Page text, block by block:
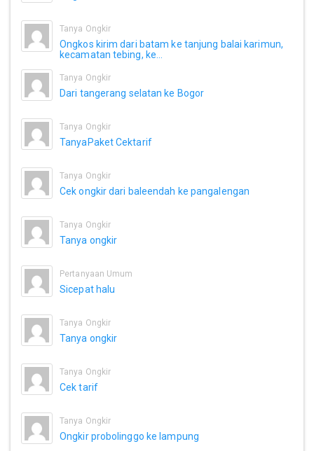
Tanya Ongkir
Ongkos kirim dari batam ke tanjung balai karimun,
kecamatan tebing, ke...
Tanya Ongkir
Dari tangerang selatan ke Bogor
Tanya Ongkir
TanyaPaket Cektarif
Tanya Ongkir
Cek ongkir dari baleendah ke pangalengan
Tanya Ongkir
Tanya ongkir
Pertanyaan Umum
Sicepat halu
Tanya Ongkir
Tanya ongkir
Tanya Ongkir
Cek tarif
Tanya Ongkir
Ongkir probolinggo ke lampung